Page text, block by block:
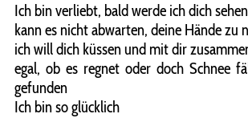
Ich bin verliebt, bald werde ich dich
kann es nicht abwarten, deine Hände zu
ich will dich küssen und mit dir
egal, ob es regnet oder doch Schnee
gefunden
Ich bin so glücklich